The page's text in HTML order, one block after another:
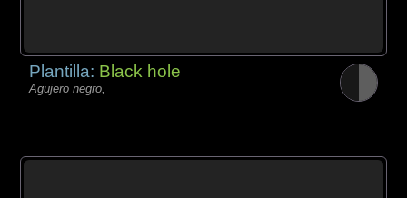
Plantilla: Black hole
Agujero negro,